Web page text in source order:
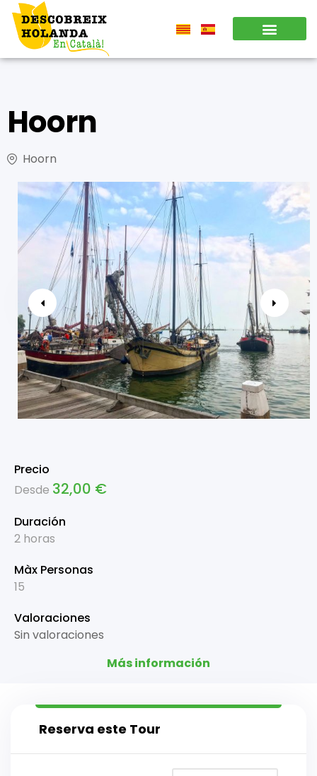
Hoorn
Hoorn
Precio
Desde 32,00 €
Duración
2 horas
Màx Personas
15
Valoraciones
Sin valoraciones
Más información
Reserva este Tour